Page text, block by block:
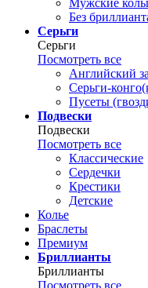
Мужские
Без
Серьги
Серьги
Посмотреть все
Английский
Серьги-
Пусеты
Подвески
Подвески
Посмотреть все
Классические
Сердечки
Крестики
Детские
Колье
Браслеты
Премиум
Бриллианты
Бриллианты
Посмотреть все